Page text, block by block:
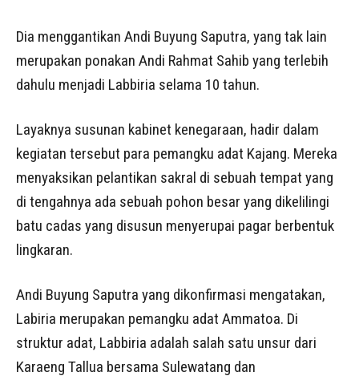
Dia menggantikan Andi Buyung Saputra, yang tak lain
merupakan ponakan Andi Rahmat Sahib yang terlebih
dahulu menjadi Labbiria selama 10 tahun.
Layaknya susunan kabinet kenegaraan, hadir dalam
kegiatan tersebut para pemangku adat Kajang. Mereka
menyaksikan pelantikan sakral di sebuah tempat yang
di tengahnya ada sebuah pohon besar yang dikelilingi
batu cadas yang disusun menyerupai pagar berbentuk
lingkaran.
Andi Buyung Saputra yang dikonfirmasi mengatakan,
Labiria merupakan pemangku adat Ammatoa. Di
struktur adat, Labbiria adalah salah satu unsur dari
Karaeng Tallua bersama Sulewatang dan